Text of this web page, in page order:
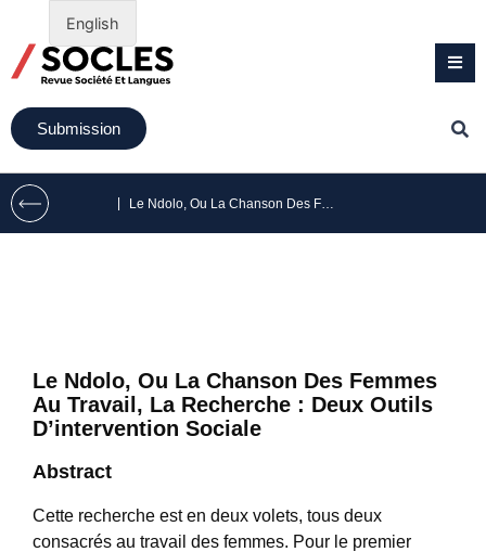
Submission
Le Ndolo, Ou La Chanson Des Femmes Au Travail, La Recherche : Deux Outils D’intervention Sociale
Le Ndolo, Ou La Chanson Des Femmes
Au Travail, La Recherche : Deux Outils
D’intervention Sociale
Abstract
Cette recherche est en deux volets, tous deux
consacrés au travail des femmes. Pour le premier
English